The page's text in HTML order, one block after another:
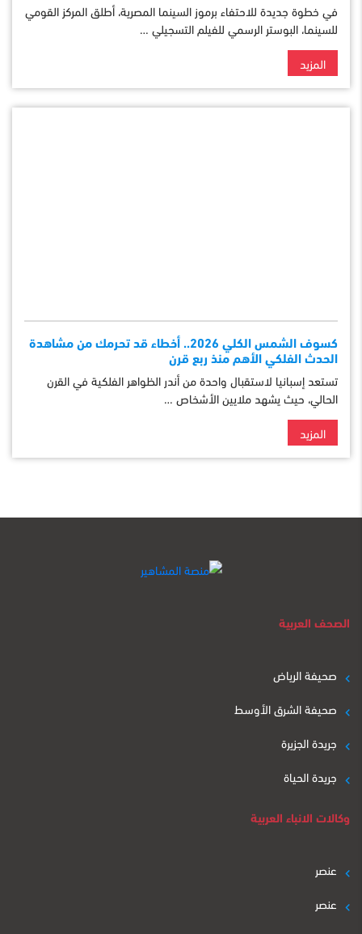
في خطوة جديدة للاحتفاء برموز السينما المصرية، أطلق المركز القومي
للسينما، البوستر الرسمي للفيلم التسجيلي …
المزيد
كسوف الشمس الكلي 2026.. أخطاء قد تحرمك من مشاهدة
الحدث الفلكي الأهم منذ ربع قرن
تستعد إسبانيا لاستقبال واحدة من أندر الظواهر الفلكية في القرن
الحالي، حيث يشهد ملايين الأشخاص …
المزيد
الصحف العربية
صحيفة الرياض
صحيفة الشرق الأوسط
جريدة الجزيرة
جريدة الحياة
وكالات الانباء العربية
عنصر
عنصر